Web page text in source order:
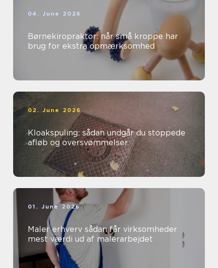
04. June 2026
Børnekiropraktor: når små kroppe har
brug for ekstra opmærksomhed
02. June 2026
Kloakspuling: sådan undgår du stoppede
afløb og oversvømmelser
01. June 2026
Maler erhverv sådan får virksomheder
mest værdi ud af malerarbejdet